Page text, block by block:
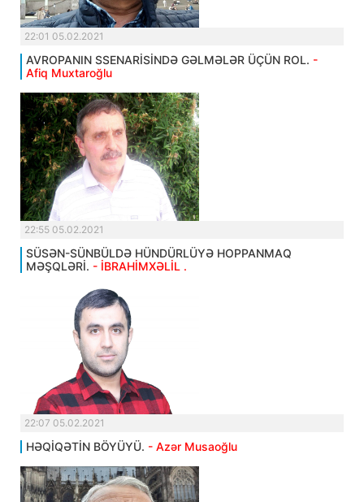
22:01 05.02.2021
AVROPANIN SSENARİSİNDƏ GƏLMƏLƏR ÜÇÜN ROL. -
Afiq Muxtaroğlu
22:55 05.02.2021
SÜSƏN-SÜNBÜLDƏ HÜNDÜRLÜYƏ HOPPANMAQ
MƏŞQLƏRİ. - İBRAHİMXƏLİL .
22:07 05.02.2021
HƏQİQƏTİN BÖYÜYÜ. - Azər Musaoğlu